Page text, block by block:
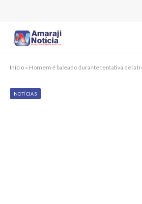
Início » Homem é baleado durante tentativa de
NOTÍCIAS